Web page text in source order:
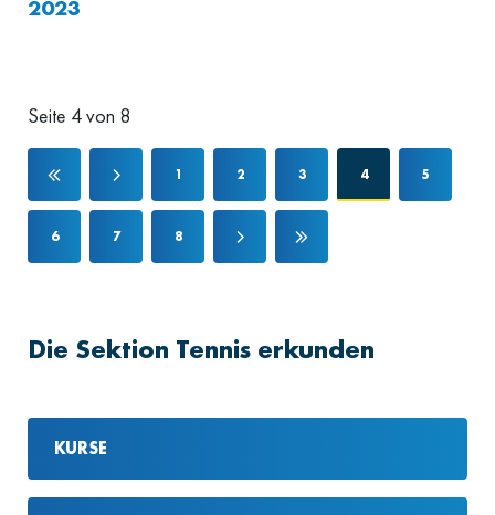
2023
Seite 4 von 8
1 2 3 4 5
6 7 8
Die Sektion Tennis erkunden
KURSE